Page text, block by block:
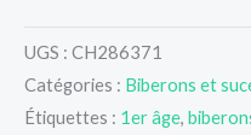
UGS : CH286371
Catégories : Biberons et
Étiquettes : 1er âge,